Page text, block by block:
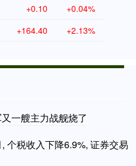
+0.10 +0.04%
+164.40 +2.13%
一艘主力战舰烧了
个税收入下降6.9%, 证券交易